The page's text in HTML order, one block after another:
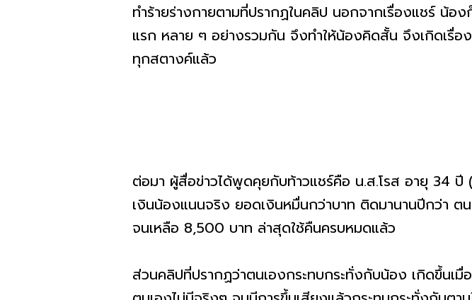
ทำร้ายร่างกายตามที่ปรากฏในคลิป นอกจากเรื่องแชร์ น้
แรก หลาย ๆ อย่างรวมกัน จึงทำให้น้องคิดสั้น จึงเกิดเรื่อ
ทุกสตางค์แล้ว
ต่อมา ผู้สื่อข่าวได้พูดคุยกับท้าวแชร์คือ น.ส.โรส อายุ 34
เงินน้องแนนจริง ยอดเงินหมื่นกว่าบาท ติดมานานปีกว่า
จนเหลือ 8,500 บาท ล่าสุดใช้คืนครบหมดแล้ว
ส่วนคลิปที่ปรากฏว่าตนเองกระทบกระทั่งกับน้อง เกิดขึ้นเ